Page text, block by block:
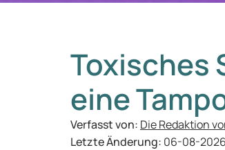
Toxisches
eine
Verfasst von: Die Redaktion
Letzte Änderung: 06-08-2026